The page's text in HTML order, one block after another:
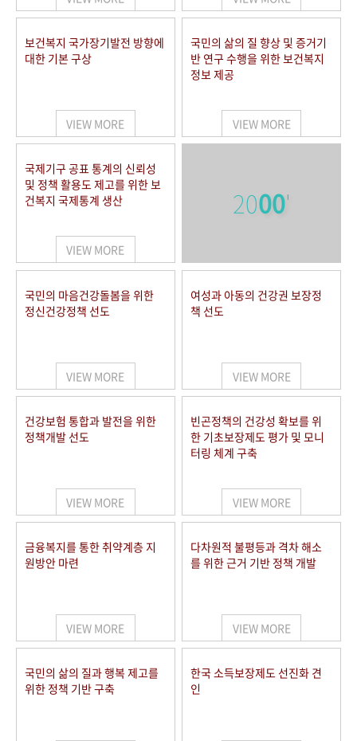
보건복지 국가장기발전 방향에
대한 기본 구상
VIEW MORE
국민의 삶의 질 향상 및 증거기
반 연구 수행을 위한 보건복지
정보 제공
VIEW MORE
국제기구 공표 통계의 신뢰성
및 정책 활용도 제고를 위한 보
건복지 국제통계 생산
VIEW MORE
2000'
국민의 마음건강돌봄을 위한
정신건강정책 선도
VIEW MORE
여성과 아동의 건강권 보장정
책 선도
VIEW MORE
건강보험 통합과 발전을 위한
정책개발 선도
VIEW MORE
빈곤정책의 건강성 확보를 위
한 기초보장제도 평가 및 모니
터링 체계 구축
VIEW MORE
금융복지를 통한 취약계층 지
원방안 마련
VIEW MORE
다차원적 불평등과 격차 해소
를 위한 근거 기반 정책 개발
VIEW MORE
국민의 삶의 질과 행복 제고를
위한 정책 기반 구축
한국 소득보장제도 선진화 견
인